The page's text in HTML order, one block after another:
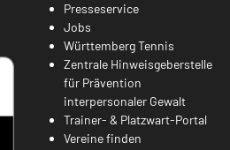
Presseservice
Jobs
Württemberg Tennis
Zentrale Hinweisgeberstelle
für Prävention
interpersonaler Gewalt
Trainer- & Platzwart-Portal
Vereine finden